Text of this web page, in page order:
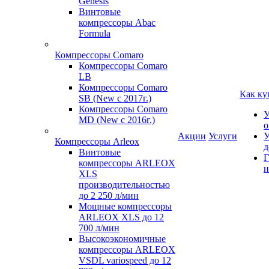
Винтовые
компрессоры Abac
Formula
Компрессоры Comaro
Компрессоры Comaro
LB
Компрессоры Comaro
SB (New с 2017г.)
Компрессоры Comaro
MD (New с 2016г.)
Компрессоры Arleox
Винтовые
компрессоры ARLEOX
XLS
производительностью
до 2 250 л/мин
Мощные компрессоры
ARLEOX XLS до 12
700 л/мин
Высокоэкономичные
компрессоры ARLEOX
VSDL variospeed до 12
Акции Услуги
Как